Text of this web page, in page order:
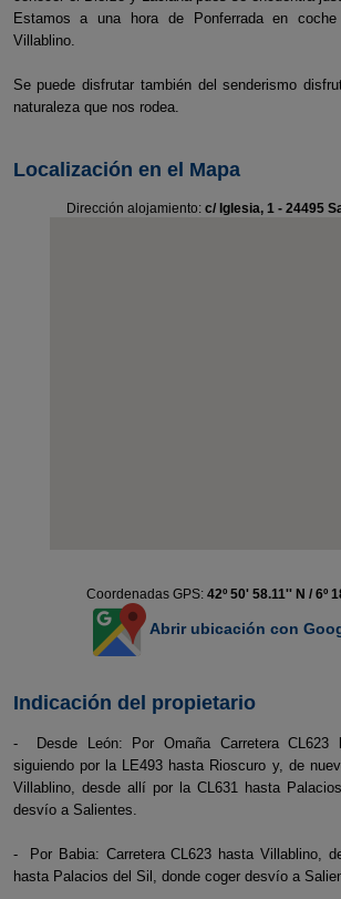
Estamos a una hora de Ponferrada en
Villablino.
Se puede disfrutar también del senderismo
naturaleza que nos rodea.
Localización en el Mapa
Dirección alojamiento: c/ Iglesia, 1 - 24495
Coordenadas GPS: 42º 50' 58.11'' N / 6º
Abrir ubicación con
Indicación del propietario
- Desde León: Por Omaña Carretera CL623
siguiendo por la LE493 hasta Rioscuro y, de
Villablino, desde allí por la CL631 hasta
desvío a Salientes.
- Por Babia: Carretera CL623 hasta Villablino,
hasta Palacios del Sil, donde coger desvío a